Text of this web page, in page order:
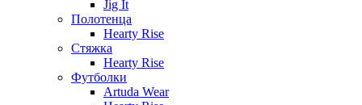
Jig It
Полотенца
Hearty Rise
Стяжка
Hearty Rise
Футболки
Artuda Wear